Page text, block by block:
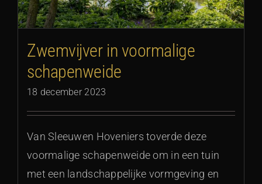
Zwemvijver in voormalige
schapenweide
18 december 2023
Van Sleeuwen Hoveniers toverde deze
voormalige schapenweide om in een tuin
met een landschappelijke vormgeving en